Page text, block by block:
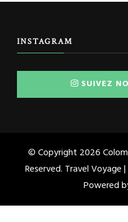
INSTAGRAM
SUIVEZ
© Copyright 2026
Reserved. Travel Voyage
Powered